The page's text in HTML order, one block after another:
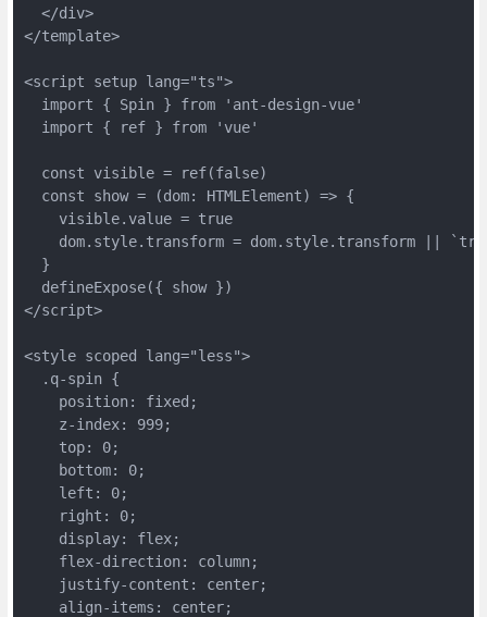
  </div>
</template>
<script setup lang="ts">
  import { Spin } from 'ant-design-vue'
  import { ref } from 'vue'
  const visible = ref(false)
  const show = (dom: HTMLElement) => {
visible.value = true
dom.style.transform = dom.style.transform ||
  }
  defineExpose({ show })
</script>
<style scoped lang="less">
  .q-spin {
position: fixed;
z-index: 999;
top: 0;
bottom: 0;
left: 0;
right: 0;
display: flex;
flex-direction: column;
justify-content: center;
align-items: center;